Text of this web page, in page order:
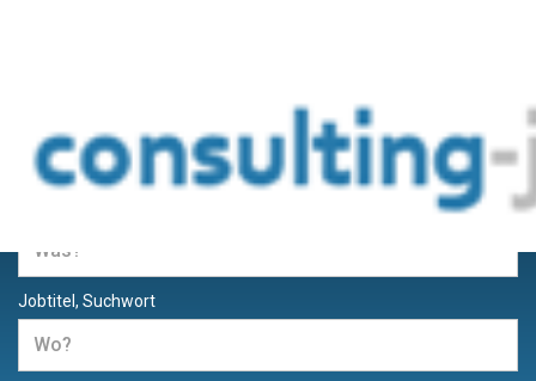
Jobs und Stellenangebote für
Berater und Consultants
Jobtitel, Suchwort